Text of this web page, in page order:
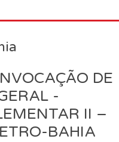
DE
-
II –
BAHIA